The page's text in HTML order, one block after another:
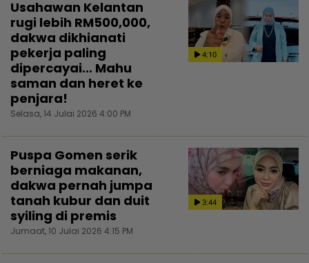
4:10
Usahawan Kelantan
rugi lebih RM500,000,
dakwa dikhianati
pekerja paling
dipercayai... Mahu
saman dan heret ke
penjara!
Selasa, 14 Julai 2026 4:00 PM
3:44
Puspa Gomen serik
berniaga makanan,
dakwa pernah jumpa
tanah kubur dan duit
syiling di premis
Jumaat, 10 Julai 2026 4:15 PM